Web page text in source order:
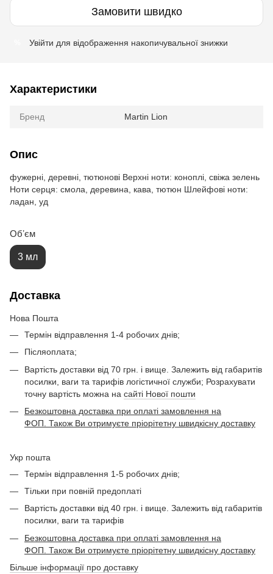
Замовити швидко
Увійти для відображення накопичувальної знижки
Характеристики
Бренд Martin Lion
Опис
фужерні, деревні, тютюнові Верхні ноти: коноплі, свіжа зелень
Ноти серця: смола, деревина, кава, тютюн Шлейфові ноти:
ладан, уд
Обʼєм
3 мл
Доставка
Нова Пошта
Термін відправлення 1-4 робочих днів;
Післяоплата;
Вартість доставки від 70 грн. і вище. Залежить від габаритів
посилки, ваги та тарифів логістичної служби; Розрахувати
точну вартість можна на сайті Нової пошти
Безкоштовна доставка при оплаті замовлення на
ФОП. Також Ви отримуєте пріорітетну швидкісну доставку
Укр пошта
Термін відправлення 1-5 робочих днів;
Тільки при повній предоплаті
Вартість доставки від 40 грн. і вище. Залежить від габаритів
посилки, ваги та тарифів
Безкоштовна доставка при оплаті замовлення на
ФОП. Також Ви отримуєте пріорітетну швидкісну доставку
Більше інформації про доставку